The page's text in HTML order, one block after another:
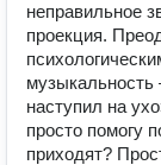
неправильное
проекция.
наступил на
просто помогу
приходят?